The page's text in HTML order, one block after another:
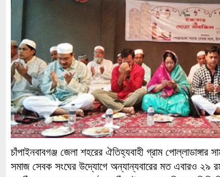
চাঁপাইনবাবগঞ্জ জেলা শহরের ঐতিহ্যবাহী গ্রাম পোল্লাডাঙ্গার
সমাজ সেবক সংঘের উদ্যোগে অন্যান্যবারের মত এবারও ২৯